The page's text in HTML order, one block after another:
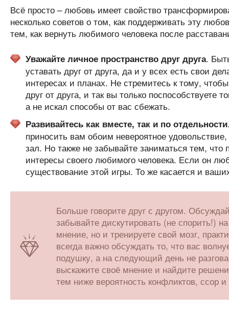
Всё просто – любовь имеет свойство
несколько советов о том, как поддерживать эту
тем, как вернуть любимого человека после
Уважайте личное пространство друг друга.
уставать друг от друга, да и у всех есть свои
интересах и планах. Не стремитесь к тому,
друг от друга, и так вы только поспособствуете
а не искал способы от вас сбежать.
Развивайтесь как вместе, так и по отдельности
приносить вам обоим невероятное
зал. Но также не забывайте заниматься тем,
интересы своего любимого человека. Если он
существование этой игры. То же касается и
Больше говорите друг с другом.
забывайте дискутировать (не спорить!)
мнение, но и тренируете свой мозг,
всегда важно обсуждать то, что вас
подушку, а на следующий день не
выскажите своё мнение и найдите
тем ниже вероятность конфликтов, ссор